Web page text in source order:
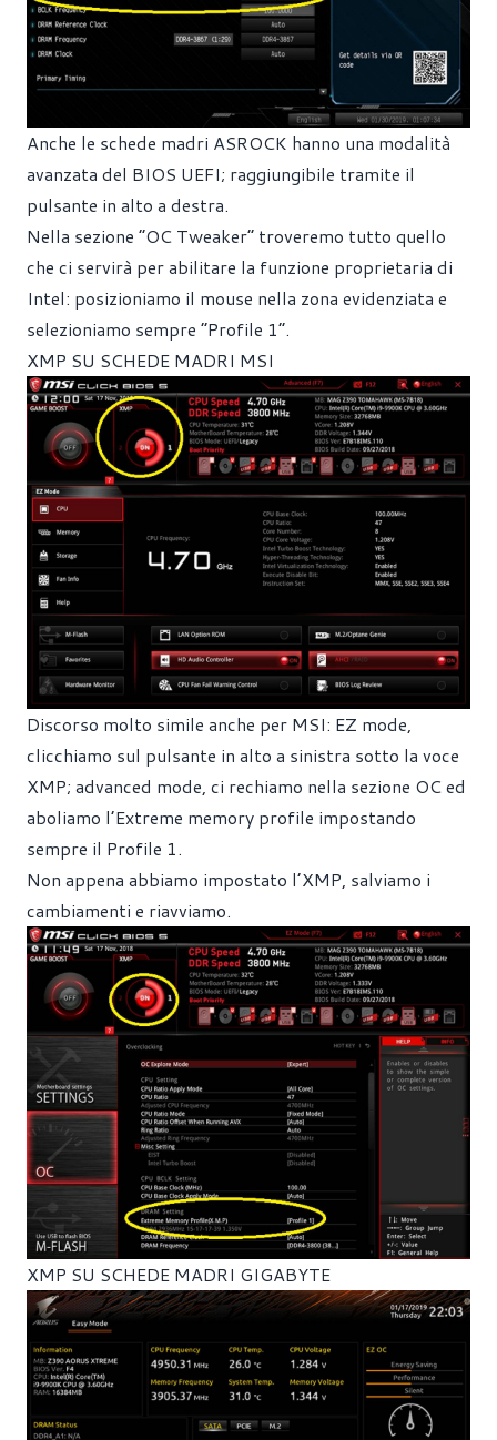
Anche le schede madri ASROCK hanno una modalità
avanzata del BIOS UEFI; raggiungibile tramite il
pulsante in alto a destra.
Nella sezione “OC Tweaker” troveremo tutto quello
che ci servirà per abilitare la funzione proprietaria di
Intel: posizioniamo il mouse nella zona evidenziata e
selezioniamo sempre “Profile 1”.
XMP SU SCHEDE MADRI MSI
Discorso molto simile anche per MSI: EZ mode,
clicchiamo sul pulsante in alto a sinistra sotto la voce
XMP; advanced mode, ci rechiamo nella sezione OC ed
aboliamo l’Extreme memory profile impostando
sempre il Profile 1.
Non appena abbiamo impostato l’XMP, salviamo i
cambiamenti e riavviamo.
XMP SU SCHEDE MADRI GIGABYTE